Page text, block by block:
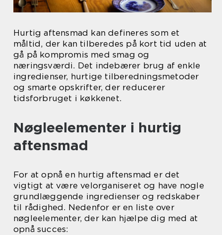
Hurtig aftensmad kan defineres som et
måltid, der kan tilberedes på kort tid uden at
gå på kompromis med smag og
næringsværdi. Det indebærer brug af enkle
ingredienser, hurtige tilberedningsmetoder
og smarte opskrifter, der reducerer
tidsforbruget i køkkenet.
Nøgleelementer i hurtig
aftensmad
For at opnå en hurtig aftensmad er det
vigtigt at være velorganiseret og have nogle
grundlæggende ingredienser og redskaber
til rådighed. Nedenfor er en liste over
nøgleelementer, der kan hjælpe dig med at
opnå succes: